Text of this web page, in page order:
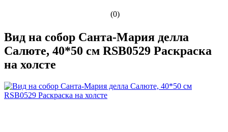
(0)
Вид на собор Санта-Мария делла
Салюте, 40*50 см RSB0529 Раскраска
на холсте